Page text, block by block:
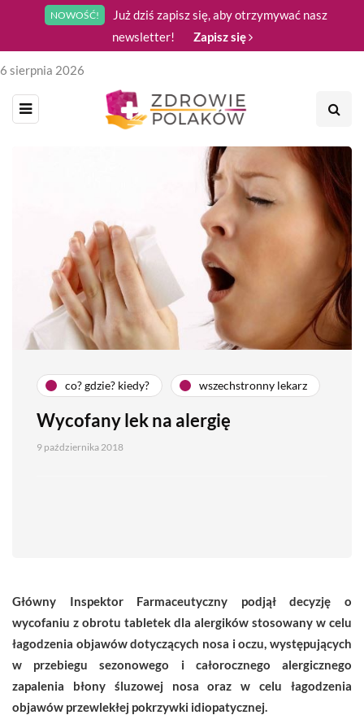
NOWOŚĆ!
Już dziś zapisz się, aby otrzymywać nasz
newsletter!
Zapisz się
6 sierpnia 2026
co? gdzie? kiedy? wszechstronny lekarz
Wycofany lek na alergię
9 października 2018
Główny Inspektor Farmaceutyczny podjął decyzję o
wycofaniu z obrotu tabletek dla alergików stosowany w celu
łagodzenia objawów dotyczących nosa i oczu, występujących
w przebiegu sezonowego i całorocznego alergicznego
zapalenia błony śluzowej nosa oraz w celu łagodzenia
objawów przewlekłej pokrzywki idiopatycznej.